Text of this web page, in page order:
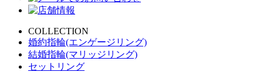
COLLECTION
婚約指輪(エンゲージリング)
結婚指輪(マリッジリング)
セットリング